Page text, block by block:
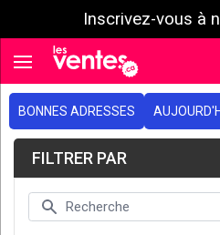
Inscrivez-vous à
Toggle navigation
BONNES ADRESSES
FILTRER PAR